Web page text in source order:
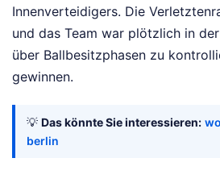
Innenverteidigers. Die
und das Team war plötzlich in
über Ballbesitzphasen zu
gewinnen.
💡 Das könnte Sie interessieren:
berlin